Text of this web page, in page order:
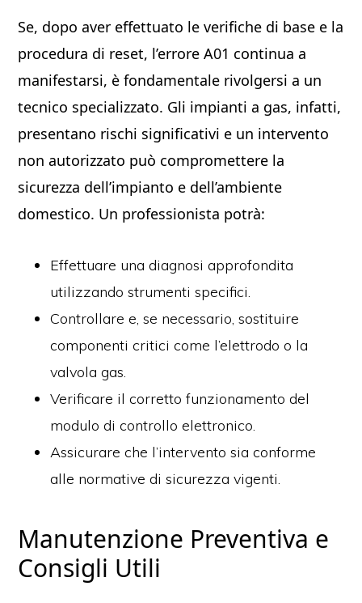
Se, dopo aver effettuato le verifiche di base e la
procedura di reset, l’errore A01 continua a
manifestarsi, è fondamentale rivolgersi a un
tecnico specializzato. Gli impianti a gas, infatti,
presentano rischi significativi e un intervento
non autorizzato può compromettere la
sicurezza dell’impianto e dell’ambiente
domestico. Un professionista potrà:
Effettuare una diagnosi approfondita
utilizzando strumenti specifici.
Controllare e, se necessario, sostituire
componenti critici come l’elettrodo o la
valvola gas.
Verificare il corretto funzionamento del
modulo di controllo elettronico.
Assicurare che l’intervento sia conforme
alle normative di sicurezza vigenti.
Manutenzione Preventiva e
Consigli Utili